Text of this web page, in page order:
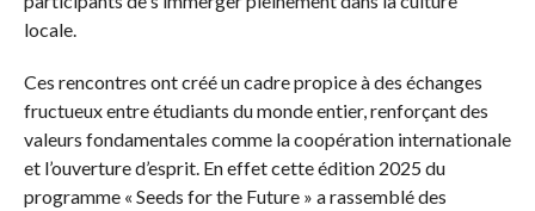
locale.
Ces rencontres ont créé un cadre propice à des échanges
fructueux entre étudiants du monde entier, renforçant des
valeurs fondamentales comme la coopération internationale
et l’ouverture d’esprit. En effet cette édition 2025 du
programme « Seeds for the Future » a rassemblé des